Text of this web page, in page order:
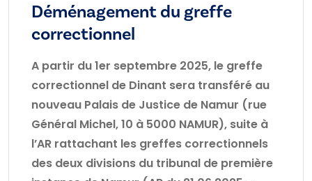
Déménagement du greffe
correctionnel
A partir du 1er septembre 2025, le greffe
correctionnel de Dinant sera transféré au
nouveau Palais de Justice de Namur (rue
Général Michel, 10 à 5000 NAMUR), suite à
l’AR rattachant les greffes correctionnels
des deux divisions du tribunal de première